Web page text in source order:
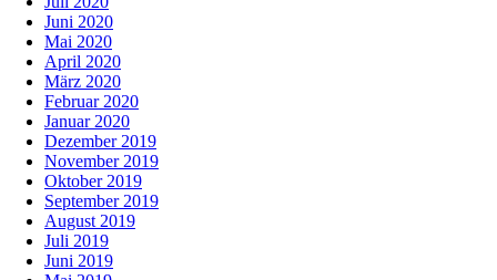
Juni 2020
Mai 2020
April 2020
März 2020
Februar 2020
Januar 2020
Dezember 2019
November 2019
Oktober 2019
September 2019
August 2019
Juli 2019
Juni 2019